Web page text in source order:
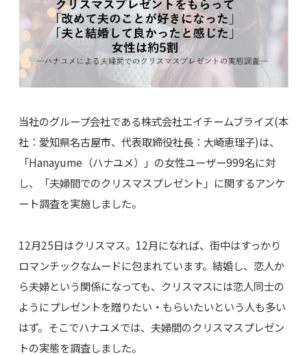
当社のグループ会社である株式会社エイチームブライズ(本
社：愛知県名古屋市、代表取締役社長：大崎恵理子)は、
「Hanayume（ハナユメ）」の女性ユーザー999名に対
し、「夫婦間でのクリスマスプレゼント」に関するアンケ
ート調査を実施しました。
12月25日はクリスマス。12月になれば、街中はすっかり
ロマンチックなムードに包まれています。結婚し、恋人か
ら夫婦という関係になっても、クリスマスには恋人同士の
ようにプレゼントを贈りたい・もらいたいという人も多い
はず。そこでハナユメでは、夫婦間のクリスマスプレゼン
トの実態を調査しました。